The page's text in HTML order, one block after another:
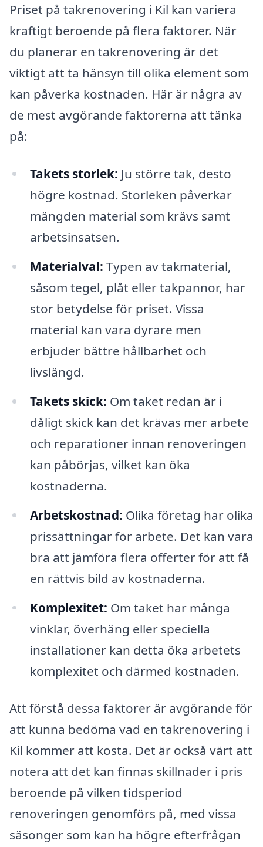
Priset på takrenovering i Kil kan variera
kraftigt beroende på flera faktorer. När
du planerar en takrenovering är det
viktigt att ta hänsyn till olika element som
kan påverka kostnaden. Här är några av
de mest avgörande faktorerna att tänka
på:
Takets storlek: Ju större tak, desto
högre kostnad. Storleken påverkar
mängden material som krävs samt
arbetsinsatsen.
Materialval: Typen av takmaterial,
såsom tegel, plåt eller takpannor, har
stor betydelse för priset. Vissa
material kan vara dyrare men
erbjuder bättre hållbarhet och
livslängd.
Takets skick: Om taket redan är i
dåligt skick kan det krävas mer arbete
och reparationer innan renoveringen
kan påbörjas, vilket kan öka
kostnaderna.
Arbetskostnad: Olika företag har olika
prissättningar för arbete. Det kan vara
bra att jämföra flera offerter för att få
en rättvis bild av kostnaderna.
Komplexitet: Om taket har många
vinklar, överhäng eller speciella
installationer kan detta öka arbetets
komplexitet och därmed kostnaden.
Att förstå dessa faktorer är avgörande för
att kunna bedöma vad en takrenovering i
Kil kommer att kosta. Det är också värt att
notera att det kan finnas skillnader i pris
beroende på vilken tidsperiod
renoveringen genomförs på, med vissa
säsonger som kan ha högre efterfrågan